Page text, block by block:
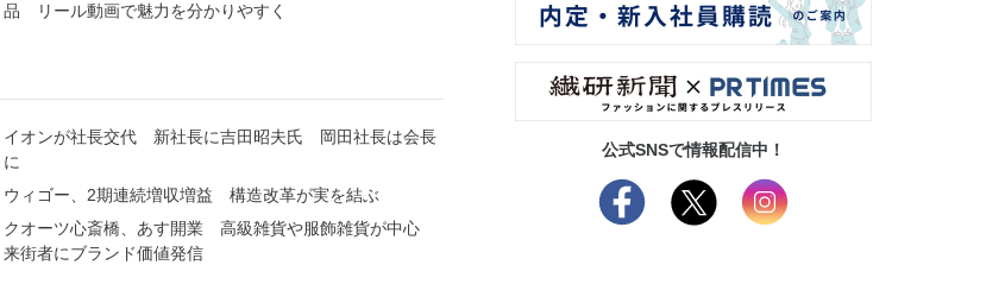
品 リール動画で魅力を分かりやすく
イオンが社長交代 新社長に吉田昭夫氏 岡田社長は会長
に
ウィゴー、2期連続増収増益 構造改革が実を結ぶ
クオーツ心斎橋、あす開業 高級雑貨や服飾雑貨が中心
来街者にブランド価値発信
公式SNSで情報配信中！